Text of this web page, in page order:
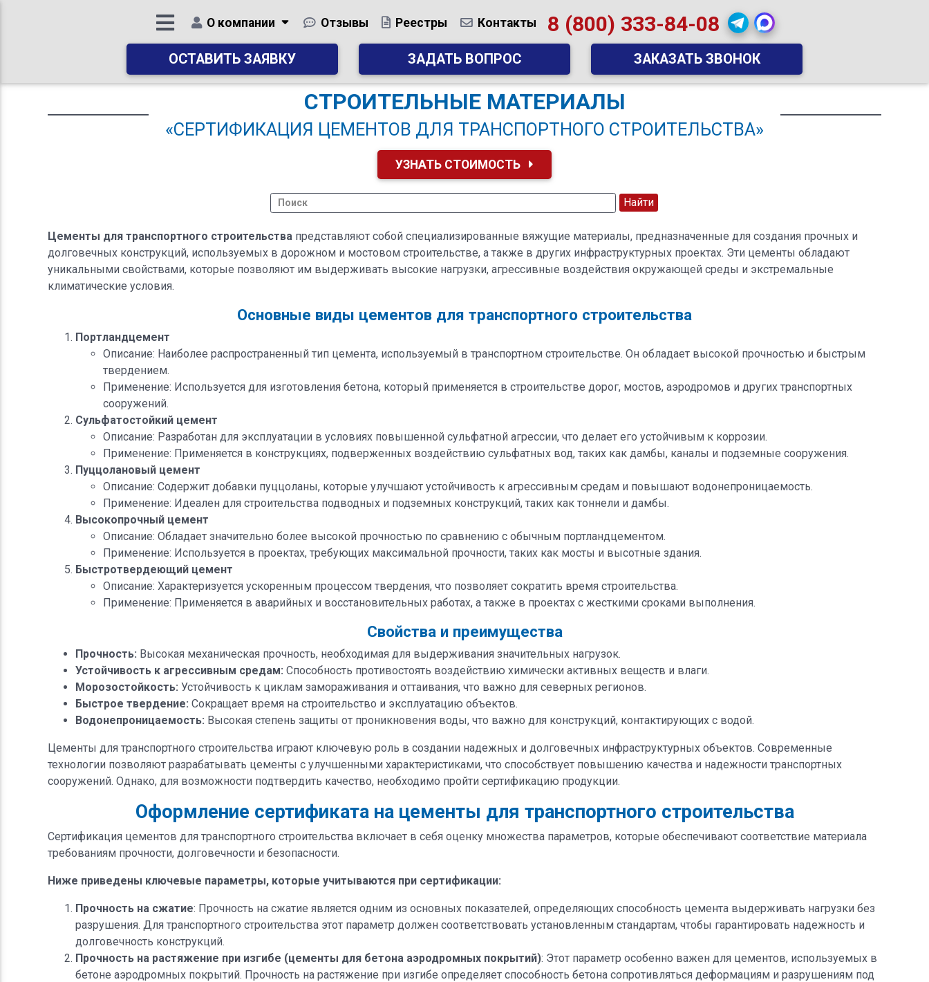
О компании Отзывы Реестры Контакты 8 (800) 333-84-08
ОСТАВИТЬ ЗАЯВКУ ЗАДАТЬ ВОПРОС ЗАКАЗАТЬ ЗВОНОК
СТРОИТЕЛЬНЫЕ МАТЕРИАЛЫ
«СЕРТИФИКАЦИЯ ЦЕМЕНТОВ ДЛЯ ТРАНСПОРТНОГО СТРОИТЕЛЬСТВА»
УЗНАТЬ СТОИМОСТЬ
Цементы для транспортного строительства представляют собой специализированные вяжущие материалы, предназначенные для создания прочных и
долговечных конструкций, используемых в дорожном и мостовом строительстве, а также в других инфраструктурных проектах. Эти цементы обладают
уникальными свойствами, которые позволяют им выдерживать высокие нагрузки, агрессивные воздействия окружающей среды и экстремальные
климатические условия.
Основные виды цементов для транспортного строительства
Портландцемент
Описание: Наиболее распространенный тип цемента, используемый в транспортном строительстве. Он обладает высокой прочностью и быстрым
твердением.
Применение: Используется для изготовления бетона, который применяется в строительстве дорог, мостов, аэродромов и других транспортных
сооружений.
Сульфатостойкий цемент
Описание: Разработан для эксплуатации в условиях повышенной сульфатной агрессии, что делает его устойчивым к коррозии.
Применение: Применяется в конструкциях, подверженных воздействию сульфатных вод, таких как дамбы, каналы и подземные сооружения.
Пуццолановый цемент
Описание: Содержит добавки пуццоланы, которые улучшают устойчивость к агрессивным средам и повышают водонепроницаемость.
Применение: Идеален для строительства подводных и подземных конструкций, таких как тоннели и дамбы.
Высокопрочный цемент
Описание: Обладает значительно более высокой прочностью по сравнению с обычным портландцементом.
Применение: Используется в проектах, требующих максимальной прочности, таких как мосты и высотные здания.
Быстротвердеющий цемент
Описание: Характеризуется ускоренным процессом твердения, что позволяет сократить время строительства.
Применение: Применяется в аварийных и восстановительных работах, а также в проектах с жесткими сроками выполнения.
Свойства и преимущества
Прочность: Высокая механическая прочность, необходимая для выдерживания значительных нагрузок.
Устойчивость к агрессивным средам: Способность противостоять воздействию химически активных веществ и влаги.
Морозостойкость: Устойчивость к циклам замораживания и оттаивания, что важно для северных регионов.
Быстрое твердение: Сокращает время на строительство и эксплуатацию объектов.
Водонепроницаемость: Высокая степень защиты от проникновения воды, что важно для конструкций, контактирующих с водой.
Цементы для транспортного строительства играют ключевую роль в создании надежных и долговечных инфраструктурных объектов. Современные
технологии позволяют разрабатывать цементы с улучшенными характеристиками, что способствует повышению качества и надежности транспортных
сооружений. Однако, для возможности подтвердить качество, необходимо пройти сертификацию продукции.
Оформление сертификата на цементы для транспортного строительства
Сертификация цементов для транспортного строительства включает в себя оценку множества параметров, которые обеспечивают соответствие материала
требованиям прочности, долговечности и безопасности.
Ниже приведены ключевые параметры, которые учитываются при сертификации:
Прочность на сжатие: Прочность на сжатие является одним из основных показателей, определяющих способность цемента выдерживать нагрузки без
разрушения. Для транспортного строительства этот параметр должен соответствовать установленным стандартам, чтобы гарантировать надежность и
долговечность конструкций.
Прочность на растяжение при изгибе (цементы для бетона аэродромных покрытий): Этот параметр особенно важен для цементов, используемых в
бетоне аэродромных покрытий. Прочность на растяжение при изгибе определяет способность бетона сопротивляться деформациям и разрушениям под